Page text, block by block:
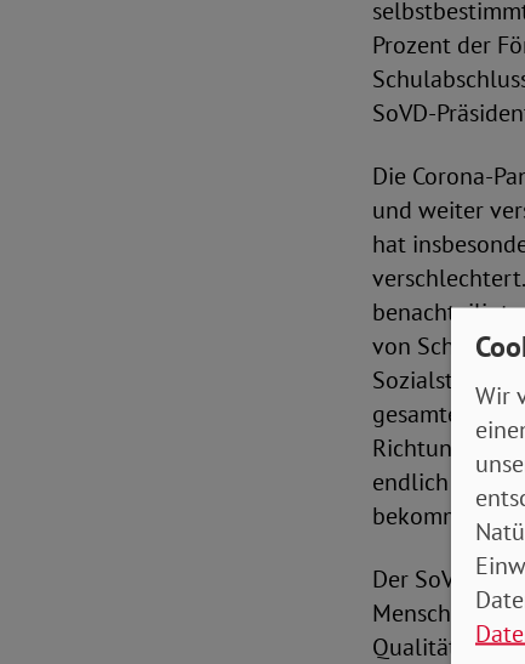
Prozent der
SoVD-
Die Corona-
und weiter
hat
von
Sozialstatus
gesamten
Richtung,
endlich
bekommen
Der SoVD
Menschen mit
Wir